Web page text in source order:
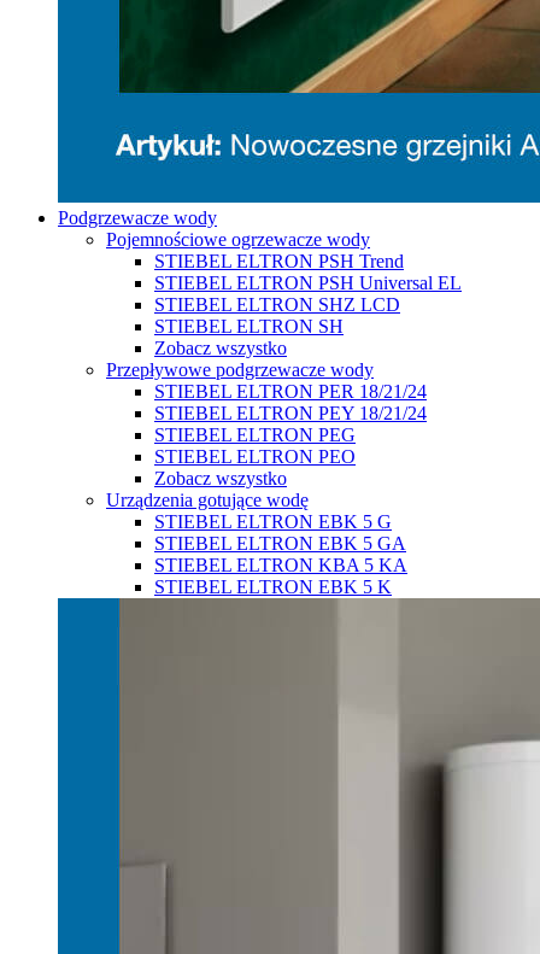
Podgrzewacze wody
Pojemnościowe ogrzewacze wody
STIEBEL ELTRON PSH Trend
STIEBEL ELTRON PSH Universal EL
STIEBEL ELTRON SHZ LCD
STIEBEL ELTRON SH
Zobacz wszystko
Przepływowe podgrzewacze wody
STIEBEL ELTRON PER 18/21/24
STIEBEL ELTRON PEY 18/21/24
STIEBEL ELTRON PEG
STIEBEL ELTRON PEO
Zobacz wszystko
Urządzenia gotujące wodę
STIEBEL ELTRON EBK 5 G
STIEBEL ELTRON EBK 5 GA
STIEBEL ELTRON KBA 5 KA
STIEBEL ELTRON EBK 5 K